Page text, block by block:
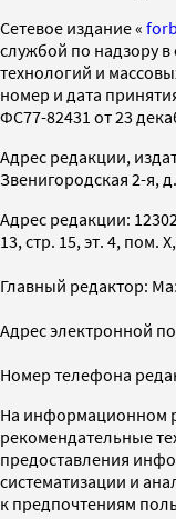
Cетевое издание «
службой по надзору
технологий и
номер и дата
ФС77-82431 от 23
Адрес редакции,
Звенигородская 2-я,
Адрес редакции:
13, стр. 15, эт. 4, пом.
Главный редактор:
Адрес электронной
Номер телефона
На информационном
рекомендательные
предоставления
систематизации и
к предпочтениям